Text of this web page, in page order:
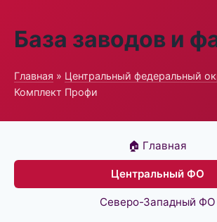
База заводов и
Главная » Центральный федеральный
Комплект Профи
🏠 Главная
Центральный ФО
Северо-Западный ФО